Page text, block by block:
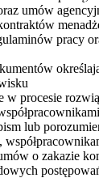
umów
pracy
w procesie
lub
o zakazie